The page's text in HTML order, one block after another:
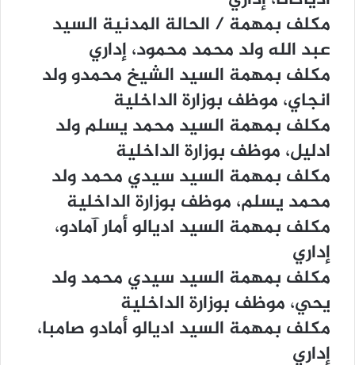
ﻣﻜﻠﻒ ﺑﻤﻬﻤﺔ / ﺍﻟﺤﺎﻟﺔ ﺍﻟﻤﺪﻧﻴﺔ ﺍﻟﺴﻴﺪ
ﻋﺒﺪ ﺍﻟﻠﻪ ﻭﻟﺪ ﻣﺤﻤﺪ ﻣﺤﻤﻮﺩ، ﺇﺩﺍﺭﻱ
ﻣﻜﻠﻒ ﺑﻤﻬﻤﺔ ﺍﻟﺴﻴﺪ ﺍﻟﺸﻴﺦ ﻣﺤﻤﺪﻭ ﻭﻟﺪ
ﺍﻧﺠﺎﻱ، ﻣﻮﻇﻒ ﺑﻮﺯﺍﺭﺓ ﺍﻟﺪﺍﺧﻠﻴﺔ
ﻣﻜﻠﻒ ﺑﻤﻬﻤﺔ ﺍﻟﺴﻴﺪ ﻣﺤﻤﺪ ﻳﺴﻠﻢ ﻭﻟﺪ
ﺍﺩﻟﻴﻞ، ﻣﻮﻇﻒ ﺑﻮﺯﺍﺭﺓ ﺍﻟﺪﺍﺧﻠﻴﺔ
ﻣﻜﻠﻒ ﺑﻤﻬﻤﺔ ﺍﻟﺴﻴﺪ ﺳﻴﺪﻱ ﻣﺤﻤﺪ ﻭﻟﺪ
ﻣﺤﻤﺪ ﻳﺴﻠﻢ، ﻣﻮﻇﻒ ﺑﻮﺯﺍﺭﺓ ﺍﻟﺪﺍﺧﻠﻴﺔ
ﻣﻜﻠﻒ ﺑﻤﻬﻤﺔ ﺍﻟﺴﻴﺪ ﺍﺩﻳﺎﻟﻮ ﺃﻣﺎﺭ ﺁﻣﺎﺩﻭ،
ﺇﺩﺍﺭﻱ
ﻣﻜﻠﻒ ﺑﻤﻬﻤﺔ ﺍﻟﺴﻴﺪ ﺳﻴﺪﻱ ﻣﺤﻤﺪ ﻭﻟﺪ
ﻳﺤﻲ، ﻣﻮﻇﻒ ﺑﻮﺯﺍﺭﺓ ﺍﻟﺪﺍﺧﻠﻴﺔ
ﻣﻜﻠﻒ ﺑﻤﻬﻤﺔ ﺍﻟﺴﻴﺪ ﺍﺩﻳﺎﻟﻮ ﺃﻣﺎﺩﻭ ﺻﺎﻣﺒﺎ،
ﺇﺩﺍﺭﻱ